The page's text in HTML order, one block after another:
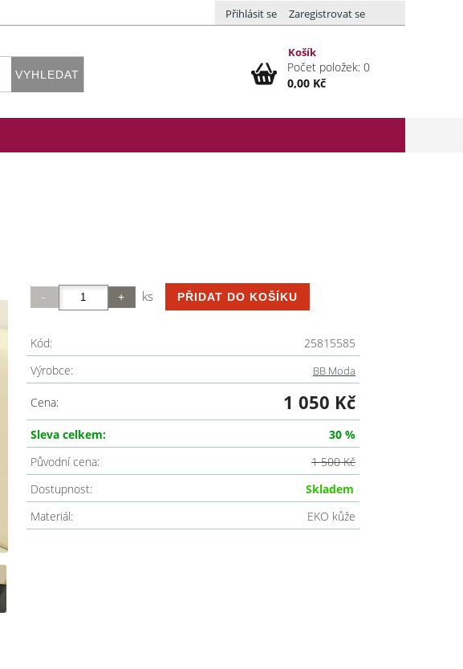
Košík
Přihlásit se Zaregistrovat se
Počet položek: 0
0,00 Kč
ks
Kód:
25815585
Výrobce:
BB Moda
Cena: 1 050 Kč
Sleva celkem:
30 %
Původní cena:
1 500 Kč
Dostupnost:
Skladem
Materiál:
EKO kůže